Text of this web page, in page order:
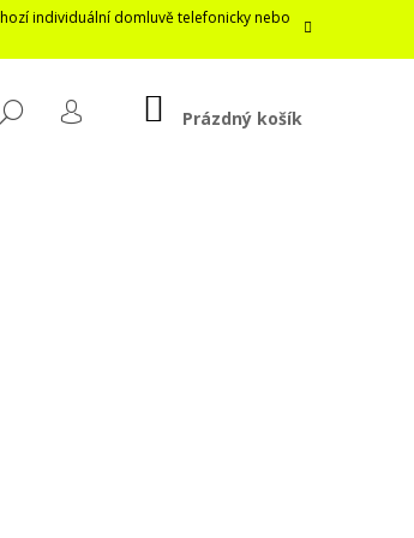
individuální domluvě telefonicky nebo
HLEDAT
PŘIHLÁŠENÍ
NÁKUPNÍ
KOŠÍK
Prázdný košík